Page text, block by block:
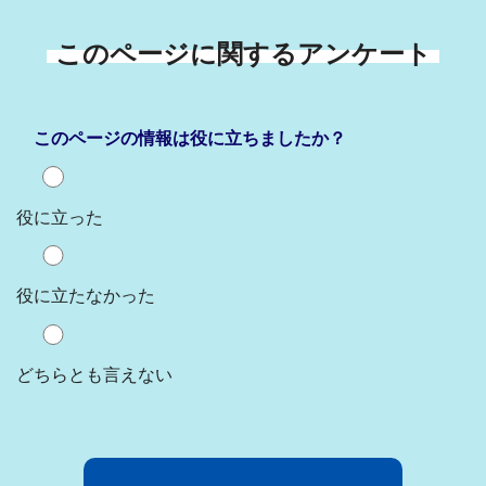
このページに関するアンケート
このページの情報は役に立ちましたか？
役に立った
役に立たなかった
どちらとも言えない